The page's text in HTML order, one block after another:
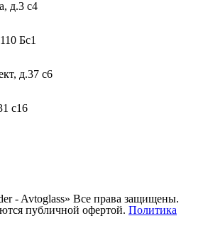
д.3 с4
Бс1
д.37 c6
с16
- Avtoglass» Все права защищены.
публичной офертой. Политика